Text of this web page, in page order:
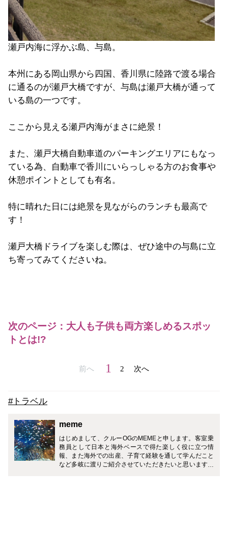
瀬戸内海に浮かぶ島、与島。
本州にある岡山県から四国、香川県に陸路で渡る場合
に通るのが瀬戸大橋ですが、与島は瀬戸大橋が通って
いる島の一つです。
ここから見える瀬戸内海がまさに絶景！
また、瀬戸大橋自動車道のパーキングエリアにもなっ
ている為、自動車で香川にいらっしゃる方のお食事や
休憩ポイントとしても有名。
特に晴れた日には絶景を見ながらのランチも最高で
す！
瀬戸大橋ドライブを楽しむ際は、ぜひ途中の与島に立
ち寄ってみてくださいね。
次のページ：大人も子供も両方楽しめるスポッ
トとは!?
前へ 1 2 次へ
#トラベル
meme
はじめまして、クルーOGのMEMEと申します。客室乗
務員として日本と海外ベースで得た楽しく役に立つ情
報、また海外での出産、子育て経験を通して学んだこと
など多岐に渡りご紹介させていただきたいと思います。